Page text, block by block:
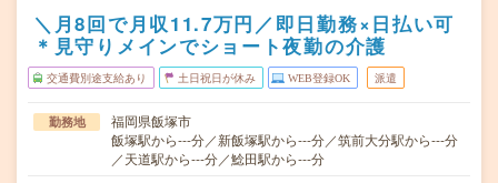
＼月8回で月収11.7万円／即日勤務×日払い可
＊見守りメインでショート夜勤の介護
交通費別途支給あり 土日祝日が休み WEB登録OK 派遣
勤務地
福岡県飯塚市
飯塚駅から---分／新飯塚駅から---分／筑前大分駅から---分
／天道駅から---分／鯰田駅から---分